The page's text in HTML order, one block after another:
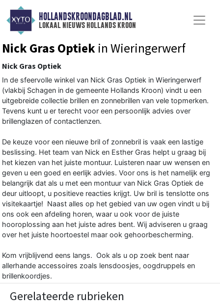
HOLLANDSKROONDAGBLAD.NL
lokaal nieuws hollands kroon
Nick Gras Optiek in Wieringerwerf
Nick Gras Optiek
In de sfeervolle winkel van Nick Gras Optiek in Wieringerwerf
(vlakbij Schagen in de gemeente Hollands Kroon) vindt u een
uitgebreide collectie brillen en zonnebrillen van vele topmerken.
Tevens kunt u er terecht voor een persoonlijk advies over
brillenglazen of contactlenzen.
De keuze voor een nieuwe bril of zonnebril is vaak een lastige
beslissing. Het team van Nick en Esther Gras helpt u graag bij
het kiezen van het juiste montuur. Luisteren naar uw wensen en
geven u een goed en eerlijk advies. Voor ons is het namelijk erg
belangrijk dat als u met een montuur van Nick Gras Optiek de
deur uitloopt, u positieve reacties krijgt. Uw bril is tenslotte ons
visitekaartje! Naast alles op het gebied van uw ogen vindt u bij
ons ook een afdeling horen, waar u ook voor de juiste
hooroplossing aan het juiste adres bent. Wij adviseren u graag
over het juiste hoortoestel maar ook gehoorbescherming.
Kom vrijblijvend eens langs. Ook als u op zoek bent naar
allerhande accessoires zoals lensdoosjes, oogdruppels en
brillenkoordjes.
Gerelateerde rubrieken